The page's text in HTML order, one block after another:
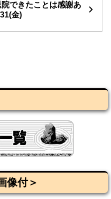
できたことは感謝あ
金)
像付＞